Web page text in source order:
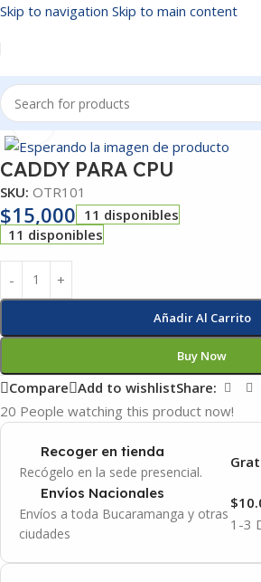
Skip to navigation Skip to main content
Inicio/OTROS
Click to enlarge
CADDY PARA CPU
SKU: OTR101
$15,000 11 disponibles
11 disponibles
Añadir Al Carrito
Buy Now
Compare Add to wishlistShare:
20 People watching this product now!
Recoger en tienda
Recógelo en la sede presencial.
Envíos Nacionales
Envíos a toda Bucaramanga y otras
ciudades
1-3